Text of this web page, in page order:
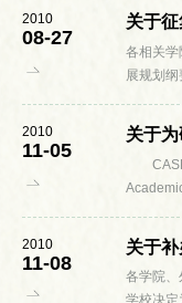
委员会
2010
08-27
各相关学院： 为深入贯彻《国家中长
展规划
农村领域
2010
11-05
2010
11-08
关于
各学院、外语系： 为了方